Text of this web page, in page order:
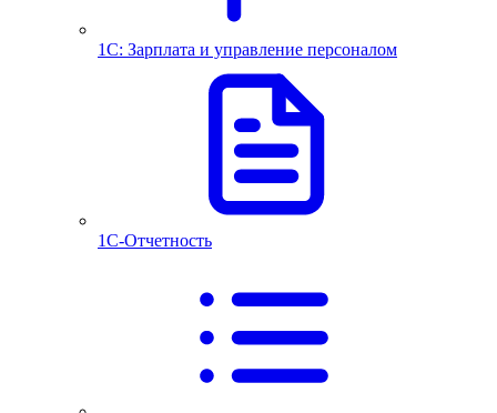
1С: Зарплата и управление персоналом
1С-Отчетность